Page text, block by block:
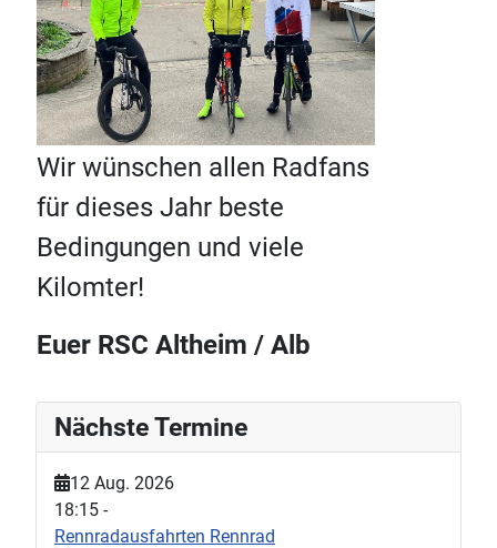
Wir wünschen allen Radfans
für dieses Jahr beste
Bedingungen und viele
Kilomter!
Euer RSC Altheim / Alb
Nächste Termine
12 Aug. 2026
18:15 -
Rennradausfahrten Rennrad